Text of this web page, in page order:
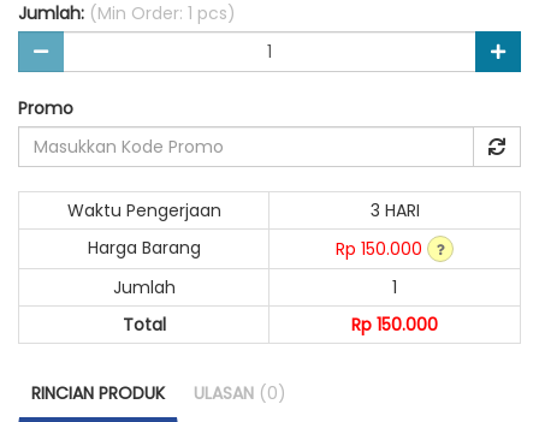
Jumlah: (Min Order: 1 pcs)
Promo
Waktu Pengerjaan
3 HARI
Harga Barang
Rp 150.000
Jumlah
1
Total
Rp 150.000
RINCIAN PRODUK ULASAN (0)